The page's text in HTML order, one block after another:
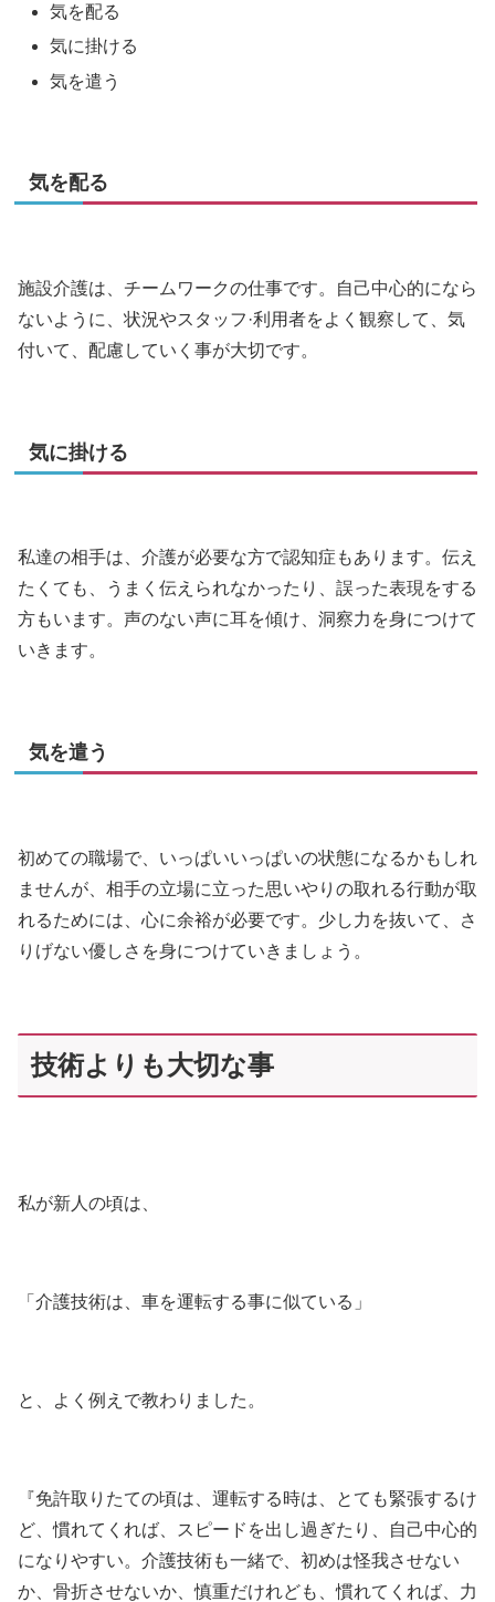
気を配る
気に掛ける
気を遣う
気を配る
施設介護は、チームワークの仕事です。自己中心的になら
ないように、状況やスタッフ·利用者をよく観察して、気
付いて、配慮していく事が大切です。
気に掛ける
私達の相手は、介護が必要な方で認知症もあります。伝え
たくても、うまく伝えられなかったり、誤った表現をする
方もいます。声のない声に耳を傾け、洞察力を身につけて
いきます。
気を遣う
初めての職場で、いっぱいいっぱいの状態になるかもしれ
ませんが、相手の立場に立った思いやりの取れる行動が取
れるためには、心に余裕が必要です。少し力を抜いて、さ
りげない優しさを身につけていきましょう。
技術よりも大切な事
私が新人の頃は、
「介護技術は、車を運転する事に似ている」
と、よく例えで教わりました。
『免許取りたての頃は、運転する時は、とても緊張するけ
ど、慣れてくれば、スピードを出し過ぎたり、自己中心的
になりやすい。介護技術も一緒で、初めは怪我させない
か、骨折させないか、慎重だけれども、慣れてくれば、力